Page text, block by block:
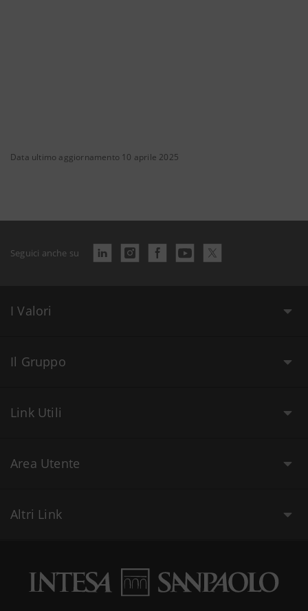
Data ultimo aggiornamento 10 aprile 2025
Seguici anche su
I Valori
Il Gruppo
Link Utili
Area Utente
Altri Link